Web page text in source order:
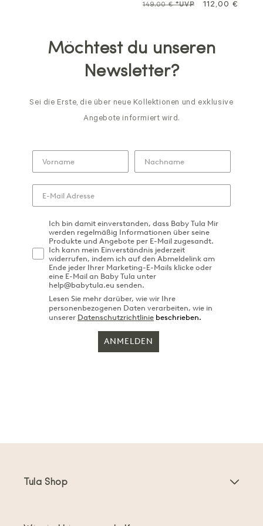
Normalpreis
149,00 €*UVP Sale
112,00 €
Möchtest du unseren
Newsletter?
Sei die Erste, die über neue Kollektionen und exklusive
Angebote informiert wird.
Ich bin damit einverstanden, dass Baby Tula Mir
werden regelmäßig Informationen über seine
Produkte und Angebote per E-Mail zugesandt.
Ich kann mein Einverständnis jederzeit
widerrufen, indem ich auf den Abmeldelink am
Ende jeder Ihrer Marketing-E-Mails klicke oder
eine E-Mail an Baby Tula unter
help@babytula.eu senden.
Lesen Sie mehr darüber, wie wir Ihre
personenbezogenen Daten verarbeiten, wie in
unserer Datenschutzrichtlinie beschrieben.
ANMELDEN
Tula Shop